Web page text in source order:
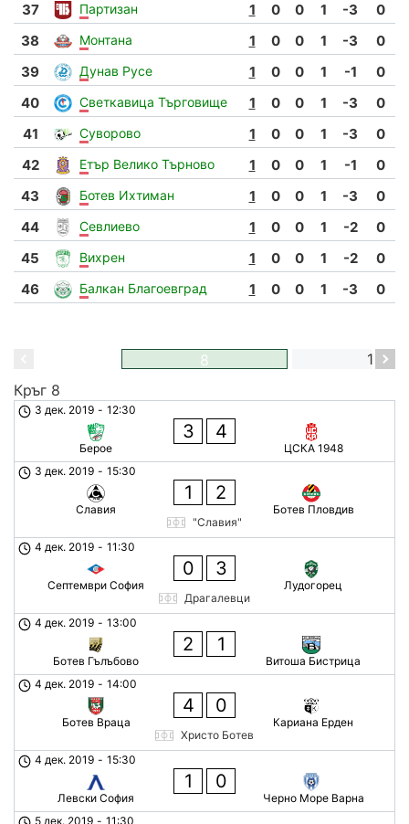
37
Партизан 1 0 0 1 -3
0
38
Монтана 1 0 0 1 -3
0
39
Дунав Русе 1 0 0 1 -1
0
40
Светкавица Търговище 1 0 0 1 -3
0
41
Суворово 1 0 0 1 -3
0
42
Етър Велико Търново 1 0 0 1 -1
0
43
Ботев Ихтиман 1 0 0 1 -3
0
44
Севлиево 1 0 0 1 -2
0
45
Вихрен 1 0 0 1 -2
0
46
Балкан Благоевград 1 0 0 1 -3 0
8
16
Кръг 8
3 дек. 2019 - 12:30
Берое
3 4
ЦСКА 1948
3 дек. 2019 - 15:30
Славия
1 2
Ботев Пловдив
"Славия"
4 дек. 2019 - 11:30
Септември София
0 3
Лудогорец
Драгалевци
4 дек. 2019 - 13:00
Ботев Гълъбово
2 1
Витоша Бистрица
4 дек. 2019 - 14:00
Ботев Враца
4 0
Кариана Ерден
Христо Ботев
4 дек. 2019 - 15:30
Левски София
1 0
Черно Море Варна
5 дек. 2019 - 11:30